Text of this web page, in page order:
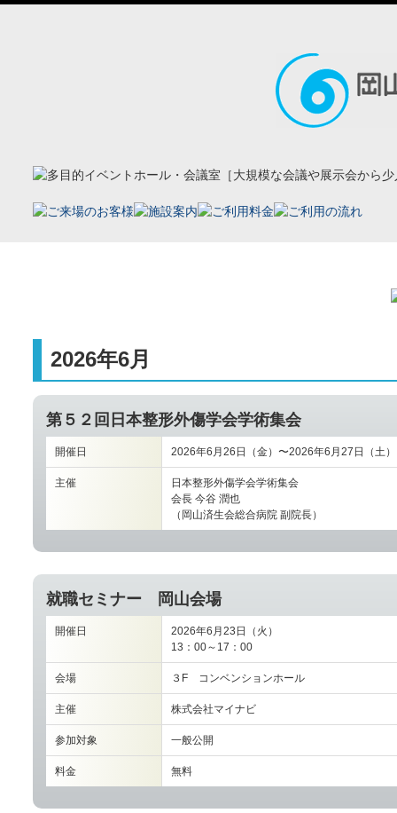
2026年6月
第５２回日本整形外傷学会学術集会
開催日 2026年6月26日（金）〜2026年6月27日（土）
主催
日本整形外傷学会学術集会
会長 今谷 潤也
（岡山済生会総合病院 副院長）
就職セミナー 岡山会場
開催日
2026年6月23日（火）
13：00～17：00
会場 ３F コンベンションホール
主催 株式会社マイナビ
参加対象 一般公開
料金 無料